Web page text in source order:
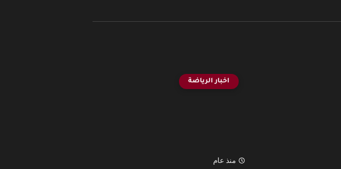
اخبار الرياضة
منذ عام